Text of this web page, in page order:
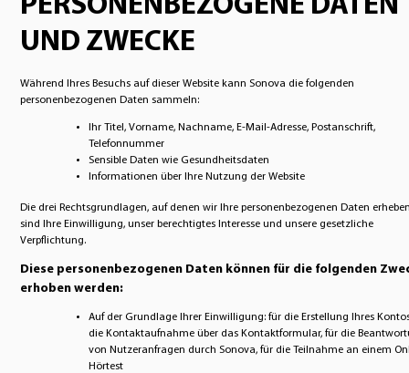
PERSONENBEZOGENE DATEN
UND ZWECKE
Während Ihres Besuchs auf dieser Website kann Sonova die folgenden
personenbezogenen Daten sammeln:
Ihr Titel, Vorname, Nachname, E-Mail-Adresse, Postanschrift,
Telefonnummer
Sensible Daten wie Gesundheitsdaten
Informationen über Ihre Nutzung der Website
Die drei Rechtsgrundlagen, auf denen wir Ihre personenbezogenen Daten
sind Ihre Einwilligung, unser berechtigtes Interesse und unsere gesetzliche
Verpflichtung.
Diese personenbezogenen Daten können für die folgenden
erhoben werden:
Auf der Grundlage Ihrer Einwilligung: für die Erstellung Ihres
die Kontaktaufnahme über das Kontaktformular, für die
von Nutzeranfragen durch Sonova, für die Teilnahme an einem
Hörtest